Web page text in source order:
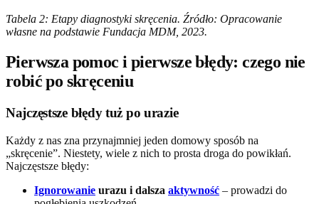
Tabela 2: Etapy diagnostyki skręcenia. Źródło: Opracowanie
własne na podstawie Fundacja MDM, 2023.
Pierwsza pomoc i pierwsze błędy: czego nie
robić po skręceniu
Najczęstsze błędy tuż po urazie
Każdy z nas zna przynajmniej jeden domowy sposób na
„skręcenie”. Niestety, wiele z nich to prosta droga do powikłań.
Najczęstsze błędy:
Ignorowanie urazu i dalsza aktywność – prowadzi do